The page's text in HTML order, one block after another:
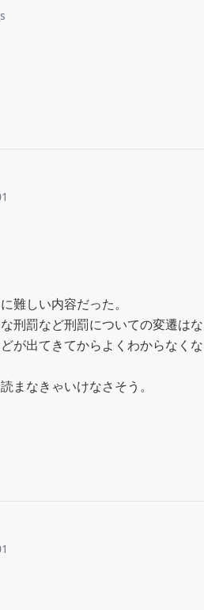
難しい内容だった。
刑罰など刑罰についての変遷は
が出てきてからよくわからなくな
まなきゃいけなさそう。